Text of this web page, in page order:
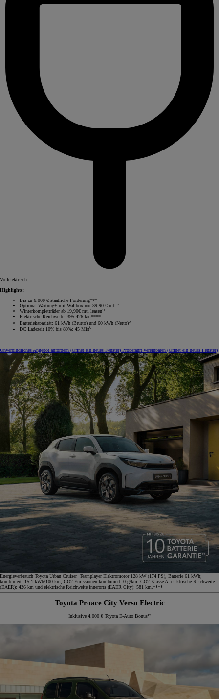
Vollelektrisch
Highlights:
Bis zu 6.000 € staatliche Förderung***
Optional Wartung+ mit Wallbox nur 39,90 € mtl.⁷
Winterkompletträder ab 19,90€ mtl leasen¹⁵
Elektrische Reichweite: 395-426 km****
Batteriekapazität: 61 kWh (Brutto) und 60 kWh (Netto)5
DC Ladezeit 10% bis 80%: 45 Min6
Unverbindliches Angebot anfordern (Öffnet ein neues Fenster) Probefahrt vereinbaren (Öffnet ein neues Fenster)
Energieverbrauch Toyota Urban Cruiser Teamplayer Elektromotor 128 kW (174 PS), Batterie 61 kWh;
kombiniert: 15.1 kWh/100 km; CO2-Emissionen kombiniert: 0 g/km; CO2-Klasse A; elektrische Reichweite
(EAER): 426 km und elektrische Reichweite innerorts (EAER City): 581 km.****
Toyota Proace City Verso Electric
Inklusive 4.000 € Toyota E-Auto Bonus¹²